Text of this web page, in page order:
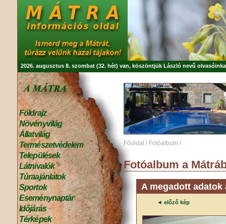
2026. augusztus 8. szombat (32. hét) van, köszöntjük László nevű
Földrajz
Növényvilág
Állatvilág
Természetvédelem
Települések
Látnivalók
Túraajánlatok
Sportok
Eseménynaptár
Időjárás
Térképek
Főoldal / Fotóalbum /
Fotóalbum a
A megadott
◄ előző kép